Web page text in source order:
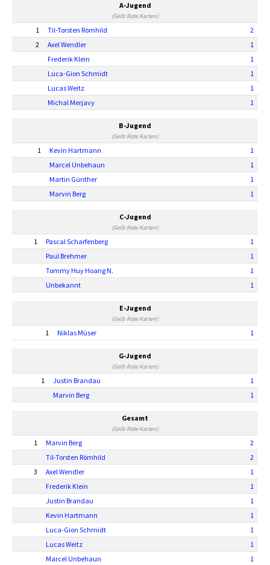
A-Jugend
(Gelb Rote Karten)
1 Til-Torsten Römhild
2
2
Axel Wendler
1
Frederik Klein
1
Luca-Gion Schmidt
1
Lucas Weitz
1
Michal Merjavy
1
B-Jugend
(Gelb Rote Karten)
1 Kevin Hartmann
1
Marcel Unbehaun
1
Martin Günther
1
Marvin Berg
1
C-Jugend
(Gelb Rote Karten)
1 Pascal Scharfenberg
1
Paul Brehmer
1
Tommy Huy Hoang N.
1
Unbekannt
1
E-Jugend
(Gelb Rote Karten)
1 Niklas Müser 1
G-Jugend
(Gelb Rote Karten)
1 Justin Brandau
1
Marvin Berg
1
Gesamt
(Gelb Rote Karten)
1 Marvin Berg
2
Til-Torsten Römhild
2
3
Axel Wendler
1
Frederik Klein
1
Justin Brandau
1
Kevin Hartmann
1
Luca-Gion Schmidt
1
Lucas Weitz
1
Marcel Unbehaun
1